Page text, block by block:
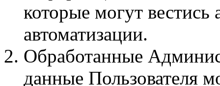
которые могут вестись
автоматизации.
Обработанные
данные Пользователя